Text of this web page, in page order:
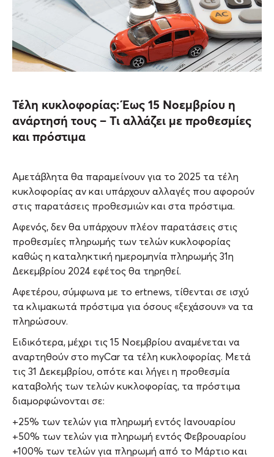
Τέλη κυκλοφορίας: Έως 15 Νοεμβρίου η
ανάρτησή τους – Τι αλλάζει με προθεσμίες
και πρόστιμα
Αμετάβλητα θα παραμείνουν για το 2025 τα τέλη
κυκλοφορίας αν και υπάρχουν αλλαγές που αφορούν
στις παρατάσεις προθεσμιών και στα πρόστιμα.
Αφενός, δεν θα υπάρχουν πλέον παρατάσεις στις
προθεσμίες πληρωμής των τελών κυκλοφορίας
καθώς η καταληκτική ημερομηνία πληρωμής 31η
Δεκεμβρίου 2024 εφέτος θα τηρηθεί.
Αφετέρου, σύμφωνα με το ertnews, τίθενται σε ισχύ
τα κλιμακωτά πρόστιμα για όσους «ξεχάσουν» να τα
πληρώσουν.
Ειδικότερα, μέχρι τις 15 Νοεμβρίου αναμένεται να
αναρτηθούν στο myCar τα τέλη κυκλοφορίας. Μετά
τις 31 Δεκεμβρίου, οπότε και λήγει η προθεσμία
καταβολής των τελών κυκλοφορίας, τα πρόστιμα
διαμορφώνονται σε:
+25% των τελών για πληρωμή εντός Ιανουαρίου
+50% των τελών για πληρωμή εντός Φεβρουαρίου
+100% των τελών για πληρωμή από το Μάρτιο και